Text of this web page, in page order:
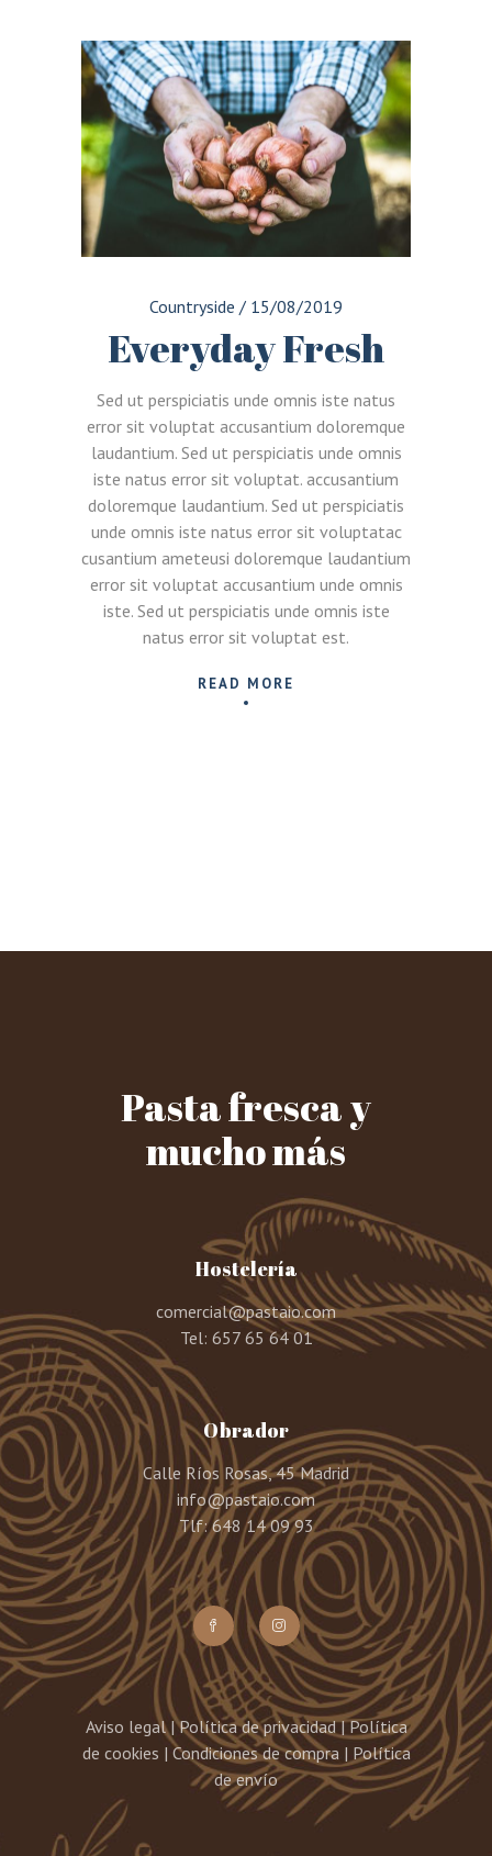
Countryside / 15/08/2019
Everyday Fresh
Sed ut perspiciatis unde omnis iste natus
error sit voluptat accusantium doloremque
laudantium. Sed ut perspiciatis unde omnis
iste natus error sit voluptat. accusantium
doloremque laudantium. Sed ut perspiciatis
unde omnis iste natus error sit voluptatac
cusantium ameteusi doloremque laudantium
error sit voluptat accusantium unde omnis
iste. Sed ut perspiciatis unde omnis iste
natus error sit voluptat est.
READ MORE
Pasta fresca y
mucho más
Hostelería
comercial@pastaio.com
Tel: 657 65 64 01
Obrador
Calle Ríos Rosas, 45 Madrid
info@pastaio.com
Tlf: 648 14 09 93
Aviso legal|Política de privacidad|Política
de cookies | Condiciones de compra| Política
de envío